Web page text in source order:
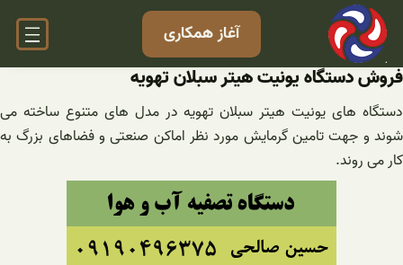
رفتن
محتوا
آغاز همکاری
فروش دستگاه یونیت هیتر سبلان تهویه
دستگاه های یونیت هیتر سبلان تهویه در مدل های متنوع ساخته می
شوند و جهت تامین گرمایش مورد نظر اماکن صنعتی و فضاهای بزرگ به
کار می روند.